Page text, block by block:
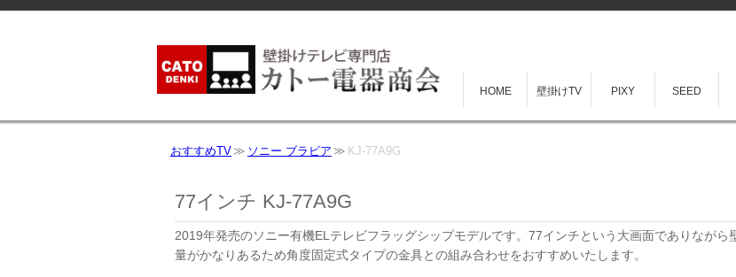
HOME 壁掛けTV PIXY SEED
おすすめTV ソニー ブラビア KJ-77A9G
77インチ KJ-77A9G
2019年発売のソニー有機ELテレビフラッグシップモデルです。77インチという大画面でありなが
量がかなりあるため角度固定式タイプの金具との組み合わせをおすすめいたします。